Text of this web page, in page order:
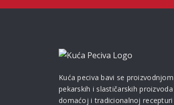
Kuća peciva bavi se proizvodnjom
pekarskih i slastičarskih
domaćoj i tradicionalnoj recepturi